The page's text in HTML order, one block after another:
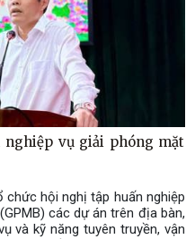
nghiệp vụ giải phóng mặt
chức hội nghị tập huấn nghiệp
các dự án trên địa bàn,
và kỹ năng tuyên truyền, vận